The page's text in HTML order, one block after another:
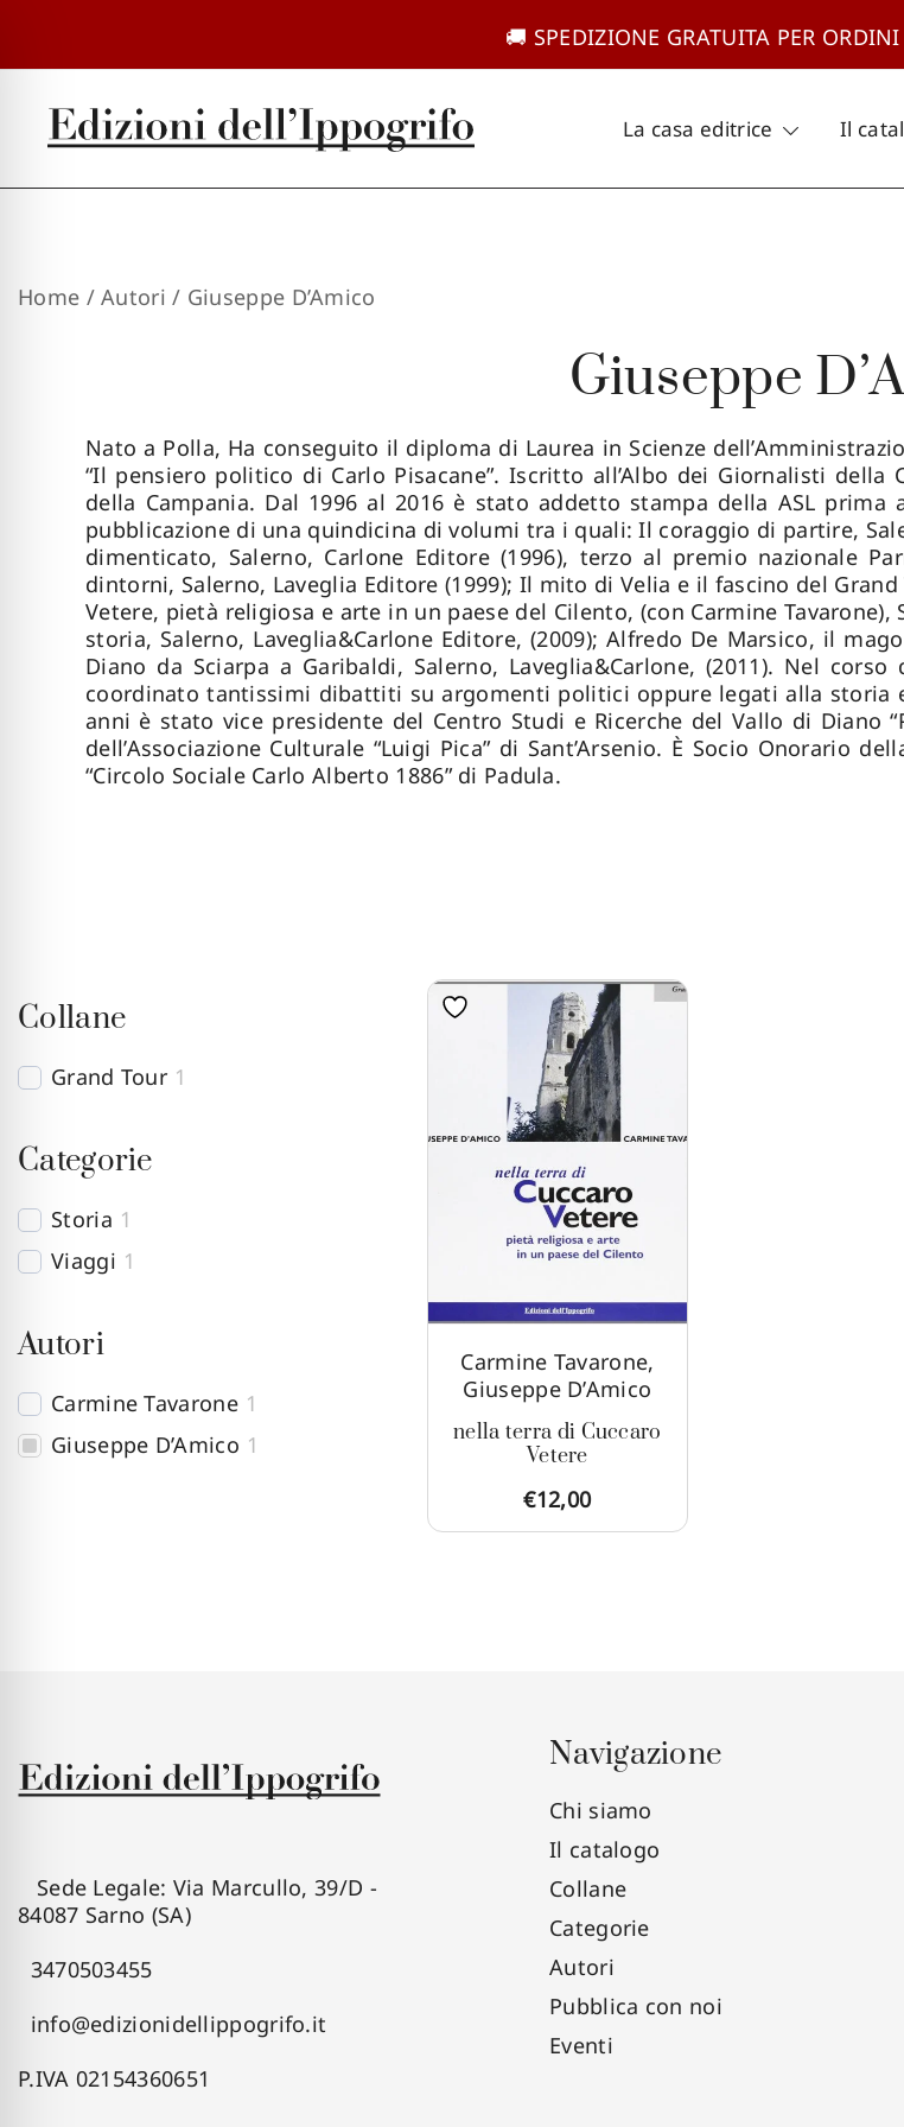
contenuto
🚚 SPEDIZIONE GRATUITA PER
La casa editrice Il
Home / Autori / Giuseppe D’Amico
Giuseppe
Nato a Polla, Ha conseguito il diploma di Laurea in Scienze
“Il pensiero politico di Carlo Pisacane”. Iscritto all’Albo dei Giornalisti
della Campania. Dal 1996 al 2016 è stato addetto stampa della ASL
pubblicazione di una quindicina di volumi tra i quali: Il coraggio di partire,
dimenticato, Salerno, Carlone Editore (1996), terzo al premio nazionale
dintorni, Salerno, Laveglia Editore (1999); Il mito di Velia e il fascino del
Vetere, pietà religiosa e arte in un paese del Cilento, (con Carmine
storia, Salerno, Laveglia&Carlone Editore, (2009); Alfredo De Marsico, il
Diano da Sciarpa a Garibaldi, Salerno, Laveglia&Carlone, (2011). Nel
coordinato tantissimi dibattiti su argomenti politici oppure legati alla storia
anni è stato vice presidente del Centro Studi e Ricerche del Vallo di Diano
dell’Associazione Culturale “Luigi Pica” di Sant’Arsenio. È Socio Onorario
“Circolo Sociale Carlo Alberto 1886” di Padula.
Carmine Tavarone,
Giuseppe D’Amico
nella terra di Cuccaro
Vetere
€12,00
Collane
Grand Tour 1
Categorie
Storia 1
Viaggi 1
Autori
Carmine Tavarone 1
Giuseppe D’Amico 1
Sede Legale: Via Marcullo, 39/D -
84087 Sarno (SA)
3470503455
info@edizionidellippogrifo.it
P.IVA 02154360651
Navigazione
Chi siamo
Il catalogo
Collane
Categorie
Autori
Pubblica con noi
Eventi